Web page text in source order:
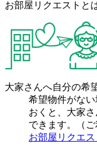
お部屋リクエストと
大家さんへ自分の希
希望物件がな
おくと、大家
できます。（
お部屋リクエ